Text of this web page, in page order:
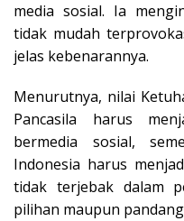
media sosial. Ia
tidak mudah
jelas kebenarannya.
Menurutnya, nilai
Pancasila harus
bermedia sosial,
Indonesia harus
tidak terjebak dalam
pilihan maupun